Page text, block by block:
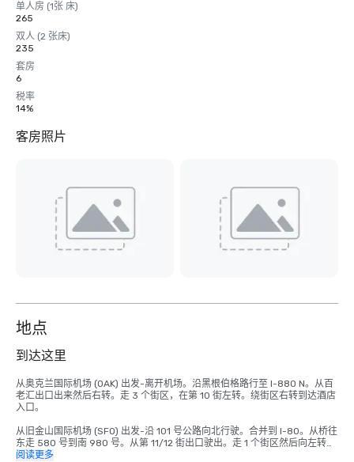
单人房 (1张 床)
265
双人 (2 张床)
235
套房
6
税率
14%
客房照片
地点
到达这里
从奥克兰国际机场 (OAK) 出发-离开机场。沿黑根伯格路行至 I-880 N。从百
老汇出口出来然后右转。走 3 个街区，在第 10 街左转。绕街区右转到达酒店
入口。
从旧金山国际机场 (SFO) 出发-沿 101 号公路向北行驶。合并到 I-80。从桥往
东走 580 号到南 980 号。从第 11/12 街出口驶出。走 1 个街区然后向左转。
酒店位于11号和百老汇。
阅读更多